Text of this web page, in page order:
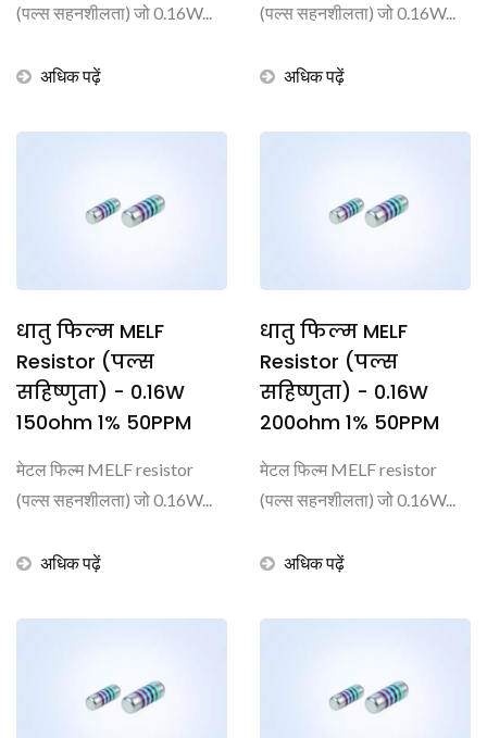
(पल्स सहनशीलता) जो 0.16W...
अधिक पढ़ें
(पल्स सहनशीलता) जो 0.16W...
अधिक पढ़ें
धातु फिल्म MELF
Resistor (पल्स
सहिष्णुता) - 0.16W
150ohm 1% 50PPM
मेटल फिल्म MELF resistor
(पल्स सहनशीलता) जो 0.16W...
अधिक पढ़ें
धातु फिल्म MELF
Resistor (पल्स
सहिष्णुता) - 0.16W
200ohm 1% 50PPM
मेटल फिल्म MELF resistor
(पल्स सहनशीलता) जो 0.16W...
अधिक पढ़ें